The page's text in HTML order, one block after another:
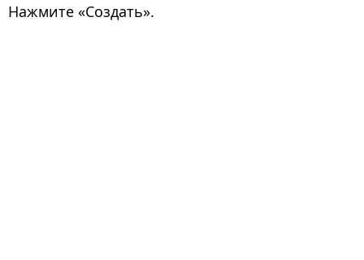
Нажмите «Создать».